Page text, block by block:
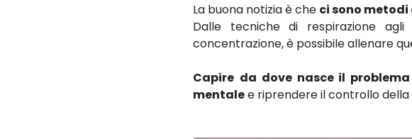
La buona notizia è che ci sono
Dalle tecniche di respirazione
concentrazione, è possibile allenare
Capire da dove nasce il
mentalee riprendere il controllo